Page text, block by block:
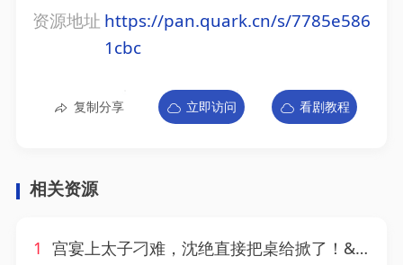
资源地址 https://pan.quark.cn/s/7785e586
1cbc
复制分享 立即访问 看剧教程
相关资源
1 宫宴上太子刁难，沈绝直接把桌给掀了！&宫宴上太子刁难沈绝直接把桌给掀了（6集）AI短剧